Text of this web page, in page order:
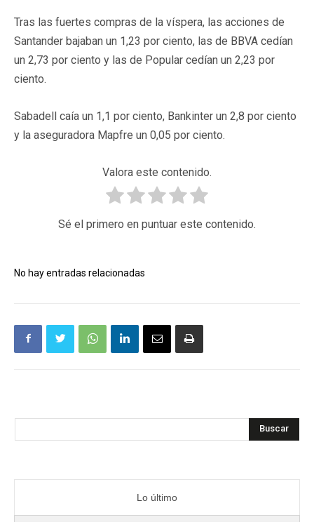
Tras las fuertes compras de la víspera, las acciones de
Santander bajaban un 1,23 por ciento, las de BBVA cedían
un 2,73 por ciento y las de Popular cedían un 2,23 por
ciento.
Sabadell caía un 1,1 por ciento, Bankinter un 2,8 por ciento
y la aseguradora Mapfre un 0,05 por ciento.
Valora este contenido.
Sé el primero en puntuar este contenido.
No hay entradas relacionadas
Buscar
Lo último